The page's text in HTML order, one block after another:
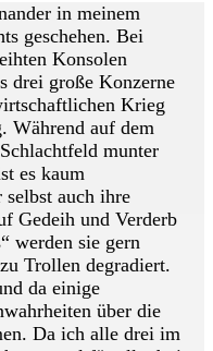
in meinem
geschehen. Bei
Konsolen
drei große Konzerne
Krieg
Während auf dem
munter
es kaum
auch ihre
Gedeih und Verderb
werden sie gern
Trollen degradiert.
da einige
über die
Da ich alle drei im